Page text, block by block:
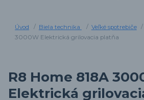
Úvod Biela technika Veľké spotrebiče
3000W Elektrická grilovacia platňa
R8 Home 818A
Elektrická